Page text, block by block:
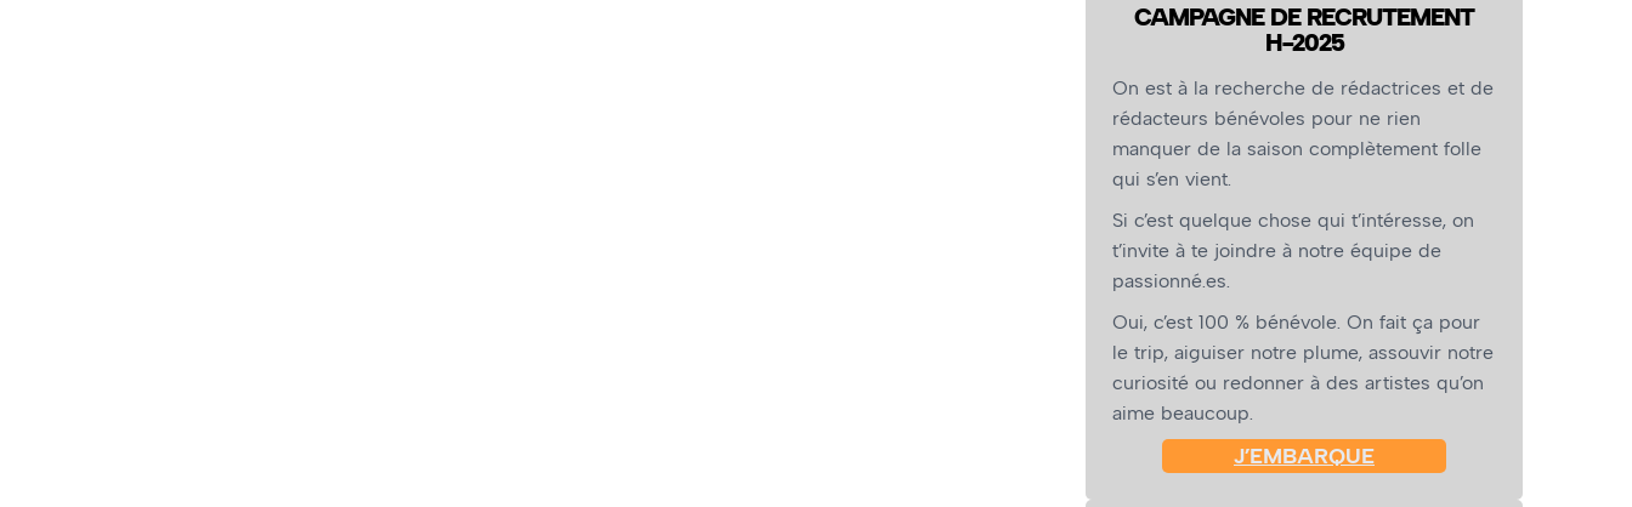
CAMPAGNE DE RECRUTEMENT
H-2025
On est à la recherche de rédactrices et de
rédacteurs bénévoles pour ne rien
manquer de la saison complètement folle
qui s’en vient.
Si c’est quelque chose qui t’intéresse, on
t’invite à te joindre à notre équipe de
passionné.es.
Oui, c’est 100 % bénévole. On fait ça pour
le trip, aiguiser notre plume, assouvir notre
curiosité ou redonner à des artistes qu’on
aime beaucoup.
J’EMBARQUE